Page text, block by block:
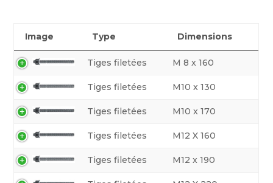
Image Type Dimensions
Tiges filetées M 8 x 160
Tiges filetées M10 x 130
Tiges filetées M10 x 170
Tiges filetées M12 X 160
Tiges filetées M12 x 190